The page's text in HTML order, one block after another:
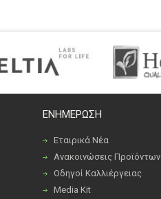
ΕΝΗΜΕΡΩΣΗ
Εταιρικά Νέα
Ανακοινώσεις Προϊόντων
Οδηγοί Καλλιέργειας
Media Kit